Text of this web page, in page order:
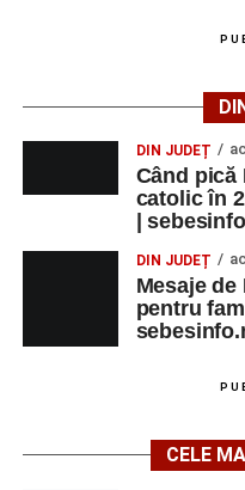
DIN JUDEȚ
Când pică
catolic în
|
DIN JUDEȚ
Mesaje
pentru
CELE